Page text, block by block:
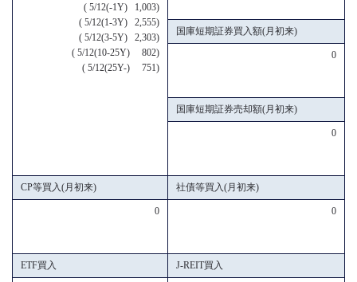
( 5/12(-1Y) 1,003)
( 5/12(1-3Y) 2,555)
( 5/12(3-5Y) 2,303)
( 5/12(10-25Y) 802)
( 5/12(25Y-) 751)
国庫短期証券買入額(月初来)
0
国庫短期証券売却額(月初来)
0
CP等買入(月初来) 社債等買入(月初来)
0 0
ETF買入 J-REIT買入